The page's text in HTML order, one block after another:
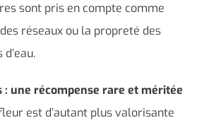
sont pris en compte comme
réseaux ou la propreté des
: une récompense rare et méritée
est d’autant plus valorisante